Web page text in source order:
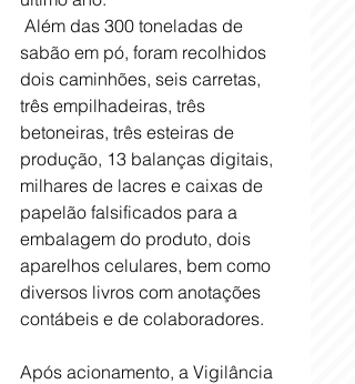
sabão em pó, foram recolhidos
dois caminhões, seis carretas,
três empilhadeiras, três
betoneiras, três esteiras de
produção, 13 balanças digitais,
milhares de lacres e caixas de
papelão falsificados para a
embalagem do produto, dois
aparelhos celulares, bem como
diversos livros com anotações
contábeis e de colaboradores.
Após acionamento, a Vigilância